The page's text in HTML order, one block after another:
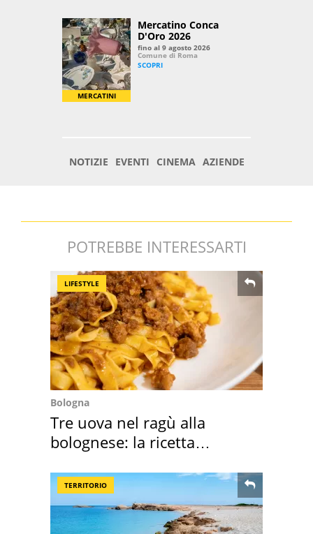
POTREBBE INTERESSARTI
LIFESTYLE
Bologna
Tre uova nel ragù alla
bolognese: la ricetta
TERRITORIO